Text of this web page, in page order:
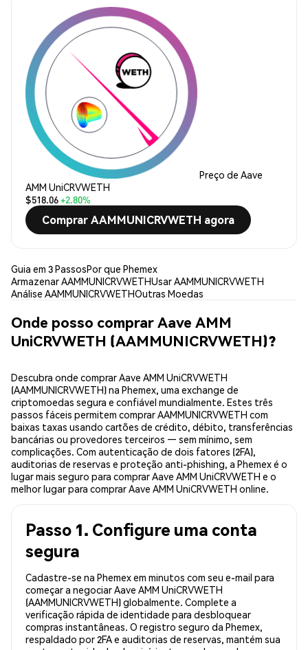
Preço de Aave
AMM UniCRVWETH
$518.06+2.80%
Comprar AAMMUNICRVWETH agora
Guia em 3 PassosPor que Phemex
Armazenar AAMMUNICRVWETHUsar AAMMUNICRVWETH
Análise AAMMUNICRVWETHOutras Moedas
Onde posso comprar Aave AMM
UniCRVWETH (AAMMUNICRVWETH)?
Descubra onde comprar Aave AMM UniCRVWETH
(AAMMUNICRVWETH) na Phemex, uma exchange de
criptomoedas segura e confiável mundialmente. Estes três
passos fáceis permitem comprar AAMMUNICRVWETH com
baixas taxas usando cartões de crédito, débito, transferências
bancárias ou provedores terceiros — sem mínimo, sem
complicações. Com autenticação de dois fatores (2FA),
auditorias de reservas e proteção anti-phishing, a Phemex é o
lugar mais seguro para comprar Aave AMM UniCRVWETH e o
melhor lugar para comprar Aave AMM UniCRVWETH online.
Passo 1. Configure uma conta
segura
Cadastre-se na Phemex em minutos com seu e-mail para
começar a negociar Aave AMM UniCRVWETH
(AAMMUNICRVWETH) globalmente. Complete a
verificação rápida de identidade para desbloquear
compras instantâneas. O registro seguro da Phemex,
respaldado por 2FA e auditorias de reservas, mantém sua